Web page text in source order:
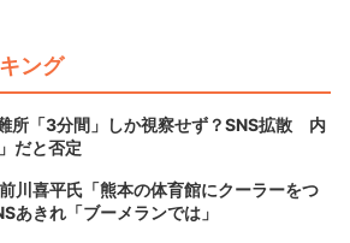
ング
所「3分間」しか視察せず？SNS拡散 内
だと否定
川喜平氏「熊本の体育館にクーラーをつ
あきれ「ブーメランでは」